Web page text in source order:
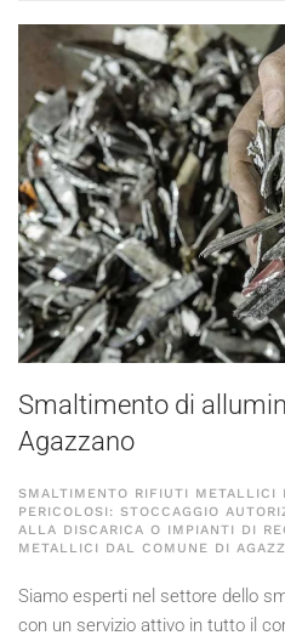
Smaltimento di
Agazzano
SMALTIMENTO RIFIUTI METALLICI
PERICOLOSI: STOCCAGGIO
ALLA DISCARICA O IMPIANTI DI
METALLICI DAL COMUNE DI
Siamo esperti nel settore dello
con un servizio attivo in tutto il